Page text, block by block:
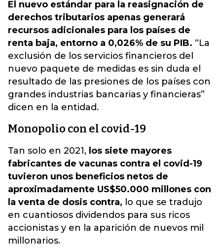
El nuevo estándar para la reasignación de
derechos tributarios apenas generará
recursos adicionales para los países de
renta baja, entorno a 0,026% de su PIB. “La
exclusión de los servicios financieros del
nuevo paquete de medidas es sin duda el
resultado de las presiones de los países con
grandes industrias bancarias y financieras”
dicen en la entidad.
Monopolio con el covid-19
Tan solo en 2021, los siete mayores
fabricantes de vacunas contra el covid-19
tuvieron unos beneficios netos de
aproximadamente US$50.000 millones con
la venta de dosis contra, lo que se tradujo
en cuantiosos dividendos para sus ricos
accionistas y en la aparición de nuevos mil
millonarios.